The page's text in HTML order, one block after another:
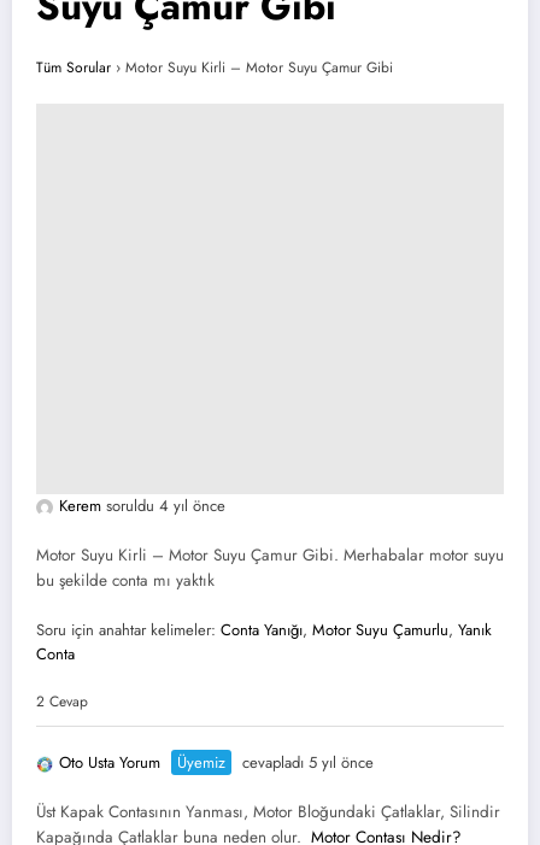
Tüm Sorular › Motor Suyu Kirli – Motor Suyu Çamur Gibi
Kerem soruldu 4 yıl önce
Motor Suyu Kirli – Motor Suyu Çamur Gibi. Merhabalar motor suyu
bu şekilde conta mı yaktık
Soru için anahtar kelimeler: Conta Yanığı, Motor Suyu Çamurlu, Yanık
Conta
2 Cevap
Oto Usta Yorum Üyemiz cevapladı 5 yıl önce
Üst Kapak Contasının Yanması, Motor Bloğundaki Çatlaklar, Silindir
Kapağında Çatlaklar buna neden olur. Motor Contası Nedir?